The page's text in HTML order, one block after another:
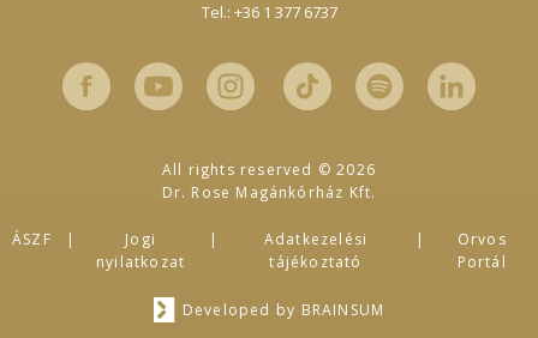
Tel.: +36 1 377 6737
All rights reserved © 2026
Dr. Rose Magánkórház Kft.
ÁSZF
Jogi
nyilatkozat
Adatkezelési
tájékoztató
Orvos
Portál
Developed by BRAINSUM